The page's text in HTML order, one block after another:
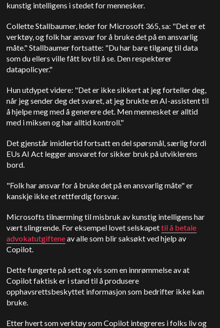
kunstig intelligens i stedet for mennesker.
Collette Stallbaumer, leder for Microsoft 365, sa: "Det er et
verktøy, og folk har ansvar for å bruke det på en ansvarlig
måte." Stallbaumer fortsatte: "Du har bare tilgang til data
som du ellers ville fått lov til å se. Den respekterer
datapolicyer."
Hun utdypet videre: "Det er ikke sikkert at jeg forteller deg,
når jeg sender deg det svaret, at jeg brukte en AI-assistent til
å hjelpe meg med å generere det. Men mennesket er alltid
med i miksen og har alltid kontroll."
Det gjenstår imidlertid fortsatt en del spørsmål, særlig fordi
EUs AI Act legger ansvaret for sikker bruk på utviklerens
bord.
"Folk har ansvar for å bruke det på en ansvarlig måte" er
kanskje ikke et rettferdig forsvar.
Microsofts tilnærming til misbruk av kunstig intelligens har
vært slingrende. For eksempel lovet selskapettil å betale
advokatutgifteneav alle som blir saksøkt ved hjelp av
Copilot.
Dette fungerte på sett og vis som en innrømmelse av at
Copilot faktisk er i stand til å produsere
opphavsrettsbeskyttet informasjon som bedrifter ikke kan
bruke.
Etter hvert som verktøy som Copilot integreres i folks liv og